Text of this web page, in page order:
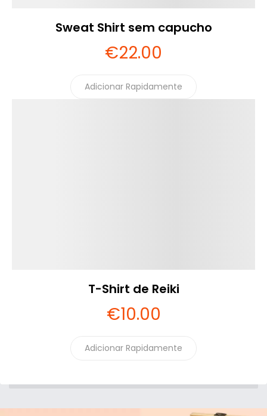
Sweat Shirt sem capucho
€22.00
Adicionar Rapidamente
T-Shirt de Reiki
€10.00
Adicionar Rapidamente